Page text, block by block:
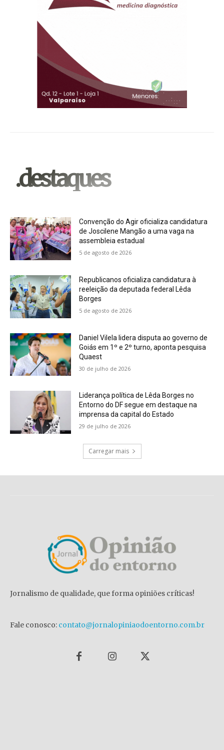
.destaques
Convenção do Agir oficializa candidatura
de Joscilene Mangão a uma vaga na
assembleia estadual
5 de agosto de 2026
Republicanos oficializa candidatura à
reeleição da deputada federal Lêda
Borges
5 de agosto de 2026
Daniel Vilela lidera disputa ao governo de
Goiás em 1º e 2º turno, aponta pesquisa
Quaest
30 de julho de 2026
Liderança política de Lêda Borges no
Entorno do DF segue em destaque na
imprensa da capital do Estado
29 de julho de 2026
Carregar mais
Jornalismo de qualidade, que forma opiniões críticas!
Fale conosco: contato@jornalopiniaodoentorno.com.br